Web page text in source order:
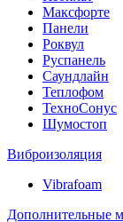
Максфорте
Панели
Роквул
Руспанель
Саундлайн
Теплофом
ТехноСонус
Шумостоп
Виброизоляция
Vibrafoam
Дополнительные